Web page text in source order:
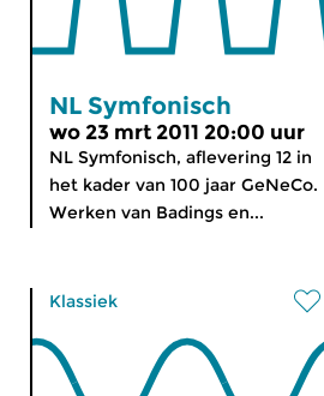
NL Symfonisch
wo 23 mrt 2011 20:00 uur
NL Symfonisch, aflevering 12 in
het kader van 100 jaar GeNeCo.
Werken van Badings en...
Klassiek